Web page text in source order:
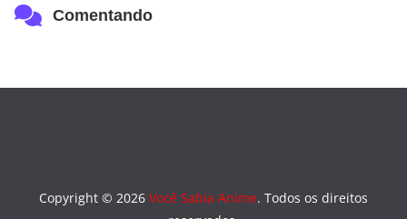
Comentando
Copyright © 2026 Você Sabia Anime. Todos os direitos